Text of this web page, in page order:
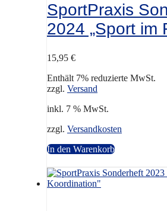
SportPraxis
2024 „Sport im
15,95 €
Enthält 7% reduzierte MwSt.
zzgl. Versand
inkl. 7 % MwSt.
zzgl. Versandkosten
In den Warenkorb